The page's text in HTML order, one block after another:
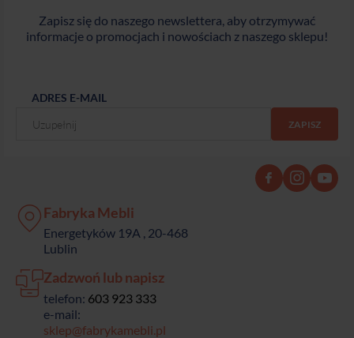
Zapisz się do naszego newslettera, aby otrzymywać
informacje o promocjach i nowościach z naszego sklepu!
ADRES E-MAIL
Fabryka Mebli
Energetyków 19A , 20-468
Lublin
Zadzwoń lub napisz
telefon: 603 923 333
e-mail:
sklep@fabrykamebli.pl